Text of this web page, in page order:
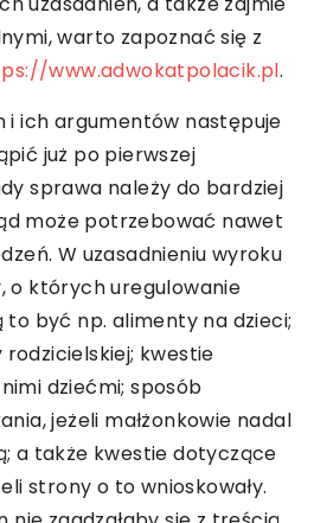
warto zapoznać się z
www.adwokatpolacik.pl.
i ich argumentów następuje
już po pierwszej
sprawa należy do bardziej
może potrzebować nawet
W uzasadnieniu wyroku
o których uregulowanie
to być np. alimenty na dzieci;
rodzicielskiej; kwestie
dziećmi; sposób
jeżeli małżonkowie nadal
a także kwestie dotyczące
strony o to wnioskowały.